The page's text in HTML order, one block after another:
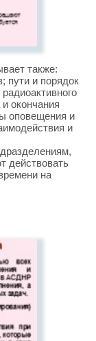
также:
пути и порядок
окончания
оповещения и
и
действовать
на